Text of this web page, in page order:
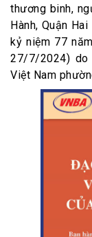
thương binh,
Hành, Quận
kỷ niệm 77
27/7/2024) do
Việt Nam